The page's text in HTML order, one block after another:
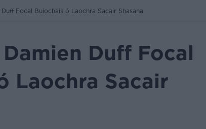
Duff Focal Buíochais ó Laochra Sacair Shasana
Duff Focal
Laochra Sacair